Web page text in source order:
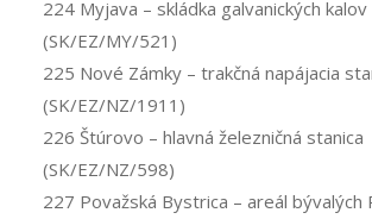
224 Myjava – skládka galvanických
(SK/EZ/MY/521)
225 Nové Zámky – trakčná napájacia
(SK/EZ/NZ/1911)
226 Štúrovo – hlavná železničná stanica
(SK/EZ/NZ/598)
227 Považská Bystrica – areál bývalých